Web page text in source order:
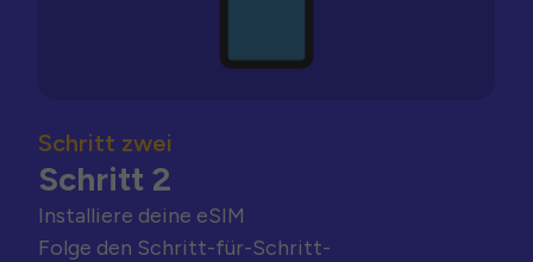
Schritt zwei
Schritt 2
Installiere deine eSIM
Folge den Schritt-für-Schritt-